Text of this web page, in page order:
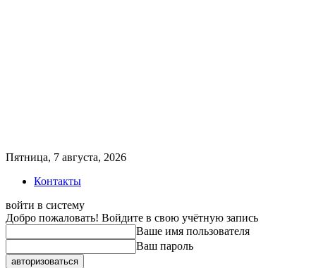
Пятница, 7 августа, 2026
Контакты
войти в систему
Добро пожаловать! Войдите в свою учётную запись
Ваше имя пользователя
Ваш пароль